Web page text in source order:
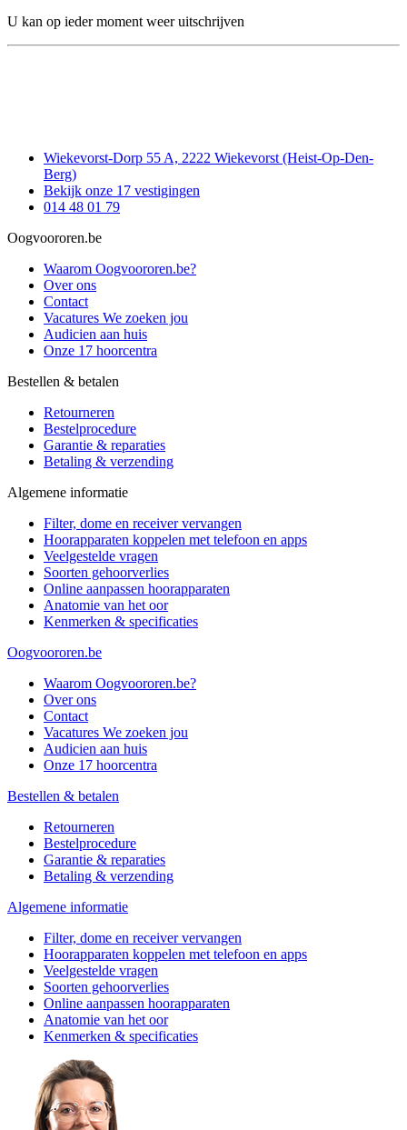
U kan op ieder moment weer uitschrijven
Wiekevorst-Dorp 55 A, 2222 Wiekevorst (Heist-Op-Den-
Berg)
Bekijk onze 17 vestigingen
014 48 01 79
Oogvoororen.be
Waarom Oogvoororen.be?
Over ons
Contact
Vacatures We zoeken jou
Audicien aan huis
Onze 17 hoorcentra
Bestellen & betalen
Retourneren
Bestelprocedure
Garantie & reparaties
Betaling & verzending
Algemene informatie
Filter, dome en receiver vervangen
Hoorapparaten koppelen met telefoon en apps
Veelgestelde vragen
Soorten gehoorverlies
Online aanpassen hoorapparaten
Anatomie van het oor
Kenmerken & specificaties
Oogvoororen.be
Waarom Oogvoororen.be?
Over ons
Contact
Vacatures We zoeken jou
Audicien aan huis
Onze 17 hoorcentra
Bestellen & betalen
Retourneren
Bestelprocedure
Garantie & reparaties
Betaling & verzending
Algemene informatie
Filter, dome en receiver vervangen
Hoorapparaten koppelen met telefoon en apps
Veelgestelde vragen
Soorten gehoorverlies
Online aanpassen hoorapparaten
Anatomie van het oor
Kenmerken & specificaties